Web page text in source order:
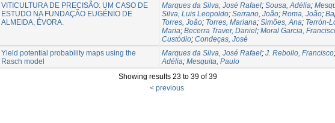
VITICULTURA DE PRECISÃO: UM CASO DE
ESTUDO NA FUNDAÇÃO EUGÉNIO DE
ALMEIDA, ÉVORA.
Marques da Silva, José Rafael; Sousa, Adélia;
Silva, Luis Leopoldo; Serrano, João; Roma, João;
Torres, João; Torres, Mariana; Simões, Ana; Terrón-
Maria; Becerra Traver, Daniel; Moral Garcia,
Custódio; Condeças, José
Yield potential probability maps using the
Rasch model
Marques da Silva, José Rafael; J. Rebollo, Francisco;
Adélia; Mesquita, Paulo
Showing results 23 to 39 of 39
< previous